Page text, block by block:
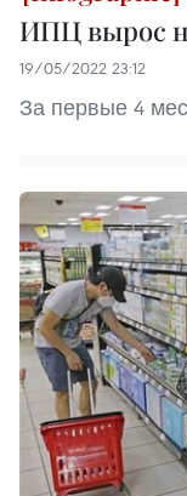
ИПЦ вырос
19/05/2022 23:12
За первые 4